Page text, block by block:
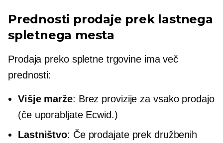
Prednosti prodaje prek lastnega
spletnega mesta
Prodaja preko spletne trgovine ima več
prednosti:
Višje marže: Brez provizije za vsako prodajo
(če uporabljate Ecwid.)
Lastništvo: Če prodajate prek družbenih